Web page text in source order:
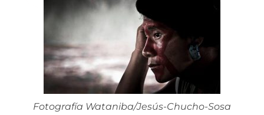
Fotografía Wataniba/Jesús-Chucho-Sosa